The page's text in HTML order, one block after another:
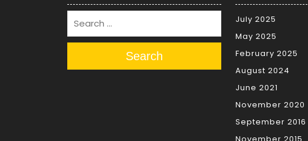
Search
July 2025
May 2025
February 2025
August 2024
June 2021
November 2020
September 2016